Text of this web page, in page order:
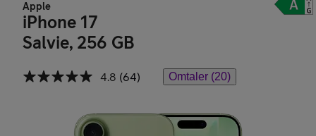
Apple
iPhone 17
Salvie, 256 GB
4.8 (64) Omtaler (20)